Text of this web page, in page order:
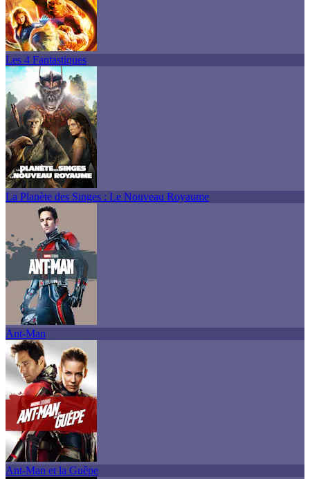
Les 4 Fantastiques
La Planète des Singes : Le Nouveau Royaume
Ant-Man
Ant-Man et la Guêpe